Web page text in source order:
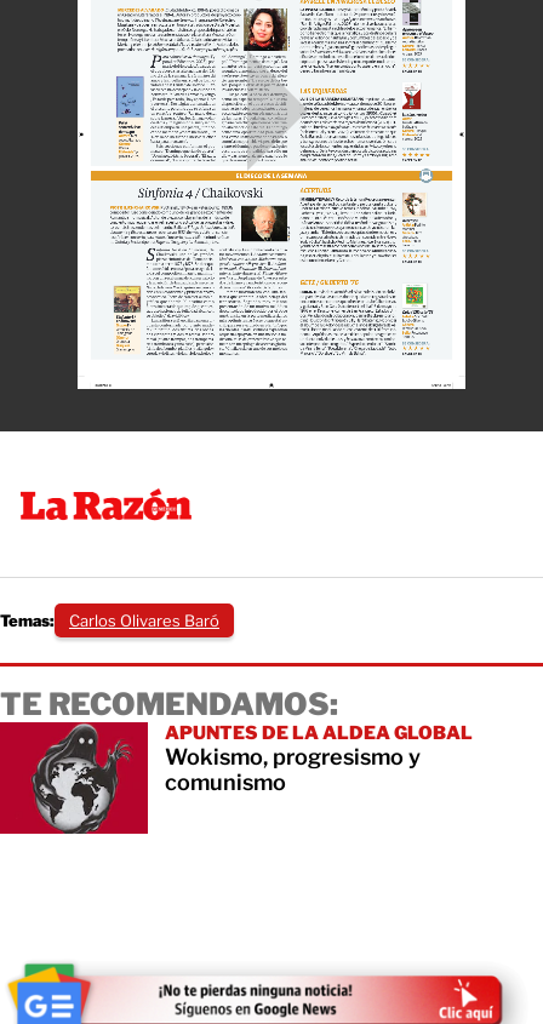
Temas: Carlos Olivares Baró
TE RECOMENDAMOS:
APUNTES DE LA ALDEA GLOBAL
Wokismo, progresismo y
comunismo